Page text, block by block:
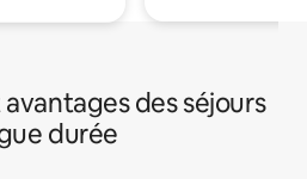
des séjours
durée